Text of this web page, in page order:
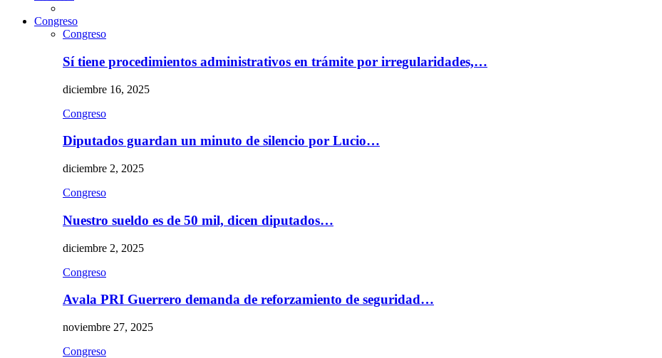
Congreso
Congreso
Sí tiene procedimientos administrativos en trámite por irregularidades,…
diciembre 16, 2025
Congreso
Diputados guardan un minuto de silencio por Lucio…
diciembre 2, 2025
Congreso
Nuestro sueldo es de 50 mil, dicen diputados…
diciembre 2, 2025
Congreso
Avala PRI Guerrero demanda de reforzamiento de seguridad…
noviembre 27, 2025
Congreso